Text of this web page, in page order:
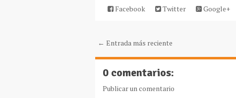
Facebook Twitter Google+
← Entrada más reciente
0 comentarios:
Publicar un comentario